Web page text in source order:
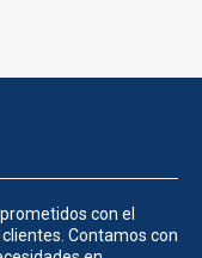
con el
Contamos con